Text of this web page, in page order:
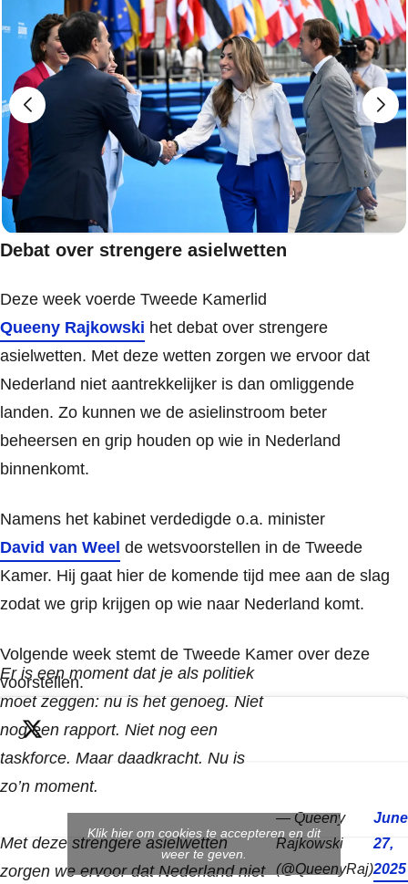
Debat over strengere asielwetten
Deze week voerde Tweede Kamerlid
Queeny Rajkowski het debat over strengere
asielwetten. Met deze wetten zorgen we ervoor dat
Nederland niet aantrekkelijker is dan omliggende
landen. Zo kunnen we de asielinstroom beter
beheersen en grip houden op wie in Nederland
binnenkomt.
Namens het kabinet verdedigde o.a. minister
David van Weel de wetsvoorstellen in de Tweede
Kamer. Hij gaat hier de komende tijd mee aan de slag
zodat we grip krijgen op wie naar Nederland komt.
Volgende week stemt de Tweede Kamer over deze
voorstellen.
Er is een moment dat je als politiek
moet zeggen: nu is het genoeg. Niet
nog een rapport. Niet nog een
taskforce. Maar daadkracht. Nu is
zo’n moment.
Met deze strengere asielwetten
zorgen we ervoor dat Nederland niet
— Queeny
Rajkowski
(@QueenyRaj)
June
27,
2025
Klik hier om cookies te accepteren en dit
weer te geven.